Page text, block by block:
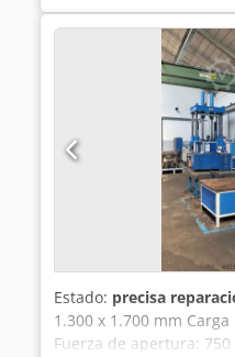
Estado: precisa
1.300 x 1.700 mm
Fuerza de apertura: